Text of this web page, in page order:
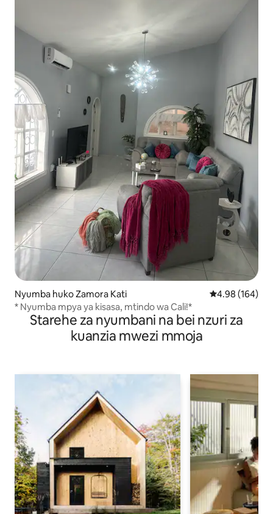
Nyumba huko Zamora Kati Ukadiriaji wa
4.98 (164)
* Nyumba mpya ya kisasa, mtindo wa Cali!*
Starehe za nyumbani na bei nzuri za
kuanzia mwezi mmoja